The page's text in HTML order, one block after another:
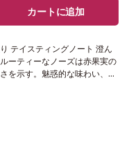
カートに追加
テイスティングノート 澄ん
ーティーなノーズは赤果実の
を示す。魅惑的な味わい、ま